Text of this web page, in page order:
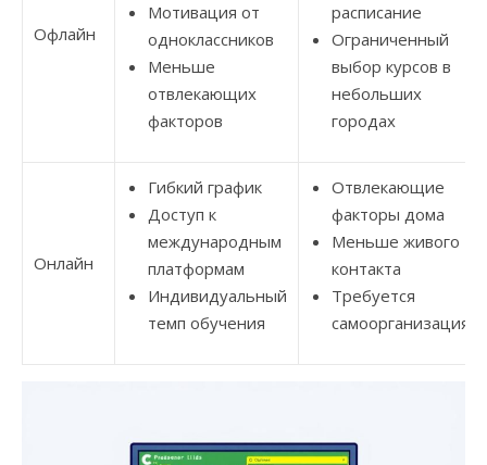
Офлайн
Мотивация от
одноклассников
Меньше
отвлекающих
факторов
расписание
Ограниченный
выбор курсов в
небольших
городах
Онлайн
Гибкий график
Доступ к
международным
платформам
Индивидуальный
темп обучения
Отвлекающие
факторы дома
Меньше живого
контакта
Требуется
самоорганизация